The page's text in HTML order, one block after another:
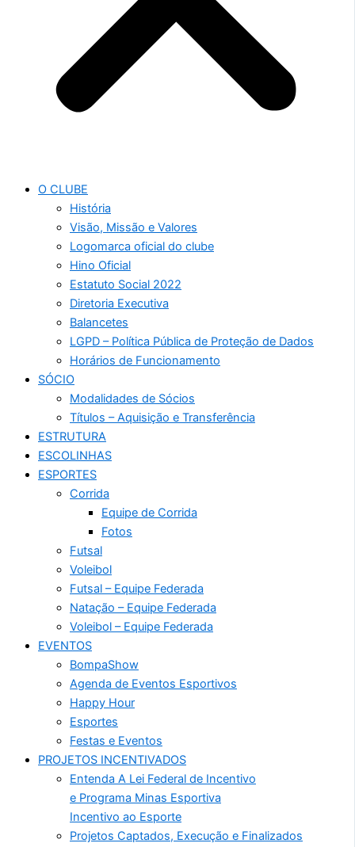
O CLUBE
História
Visão, Missão e Valores
Logomarca oficial do clube
Hino Oficial
Estatuto Social 2022
Diretoria Executiva
Balancetes
LGPD – Política Pública de Proteção de Dados
Horários de Funcionamento
SÓCIO
Modalidades de Sócios
Títulos – Aquisição e Transferência
ESTRUTURA
ESCOLINHAS
ESPORTES
Corrida
Equipe de Corrida
Fotos
Futsal
Voleibol
Futsal – Equipe Federada
Natação – Equipe Federada
Voleibol – Equipe Federada
EVENTOS
BompaShow
Agenda de Eventos Esportivos
Happy Hour
Esportes
Festas e Eventos
PROJETOS INCENTIVADOS
Entenda A Lei Federal de Incentivo
e Programa Minas Esportiva
Incentivo ao Esporte
Projetos Captados, Execução e Finalizados